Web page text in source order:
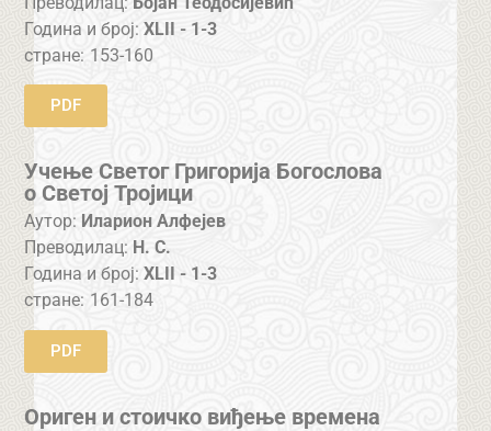
Година и број:XLII - 1-3
стране: 153-160
PDF
Учење Светог Григорија Богослова
о Светој Тројици
Аутор: Иларион Алфејев
Преводилац: Н. С.
Година и број:XLII - 1-3
стране: 161-184
PDF
Ориген и стоичко виђење времена